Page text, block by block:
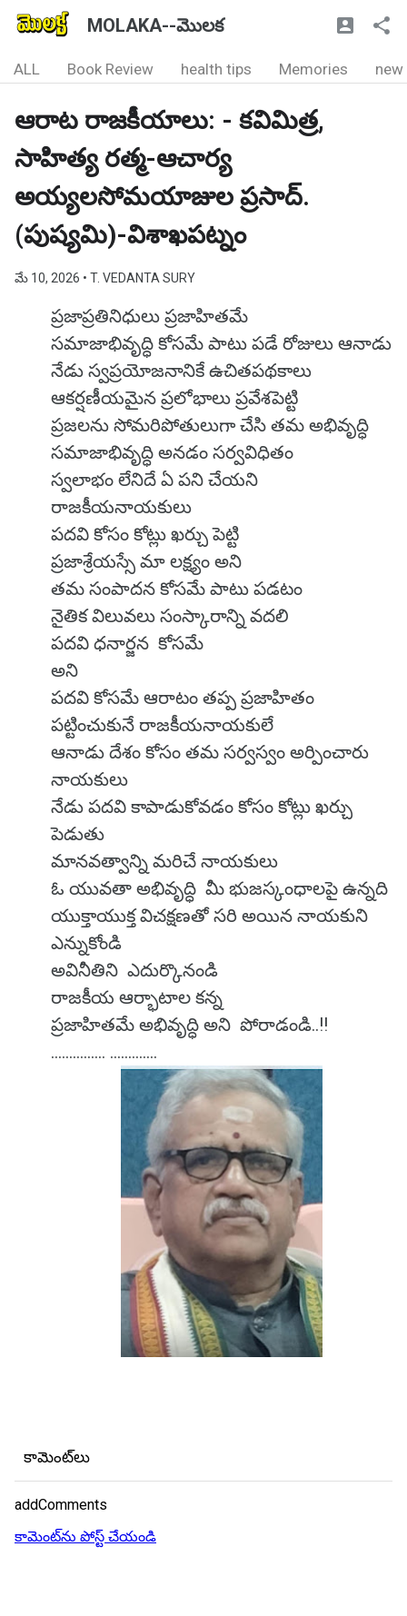
MOLAKA--మొలక
ALL Book Review health tips Memories new
ఆరాట రాజకీయాలు: - కవిమిత్ర,
సాహిత్య రత్మ-ఆచార్య
అయ్యలసోమయాజుల ప్రసాద్.
(పుష్యమి)-విశాఖపట్నం
మే 10, 2026 • T. VEDANTA SURY
ప్రజాప్రతినిధులు ప్రజాహితమే
సమాజాభివృద్ధి కోసమే పాటు పడే రోజులు ఆనాడు
నేడు స్వప్రయోజనానికే ఉచితపథకాలు
ఆకర్షణీయమైన ప్రలోభాలు ప్రవేశపెట్టి
ప్రజలను సోమరిపోతులుగా చేసి తమ అభివృద్ధి
సమాజాభివృద్ధి అనడం సర్వవిధితం
స్వలాభం లేనిదే ఏ పని చేయని
రాజకీయనాయకులు
పదవి కోసం కోట్లు ఖర్చు పెట్టి
ప్రజాశ్రేయస్సే మా లక్ష్యం అని
తమ సంపాదన కోసమే పాటు పడటం
నైతిక విలువలు సంస్కారాన్ని వదలి
పదవి ధనార్జన కోసమే
అని
పదవి కోసమే ఆరాటం తప్ప ప్రజాహితం
పట్టించుకునే రాజకీయనాయకులే
ఆనాడు దేశం కోసం తమ సర్వస్వం అర్పించారు
నాయకులు
నేడు పదవి కాపాడుకోవడం కోసం కోట్లు ఖర్చు
పెడుతు
మానవత్వాన్ని మరిచే నాయకులు
ఓ యువతా అభివృద్ధి మీ భుజస్కంధాలపై ఉన్నది
యుక్తాయుక్త విచక్షణతో సరి అయిన నాయకుని
ఎన్నుకోండి
అవినీతిని ఎదుర్కొనండి
రాజకీయ ఆర్భాటాల కన్న
ప్రజాహితమే అభివృద్ధి అని పోరాడండి..!!
............... .............
కామెంట్‌లు
addComments
కామెంట్‌ను పోస్ట్ చేయండి